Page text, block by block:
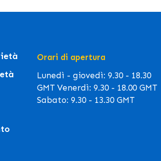
Orari di apertura
Lunedì - giovedì: 9.30 - 18.30
GMT Venerdì: 9.30 - 18.00 GMT
Sabato: 9.30 - 13.30 GMT